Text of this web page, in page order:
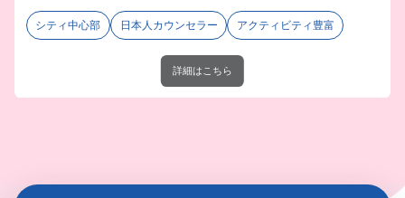
シティ中心部 日本人カウンセラー アクティビティ豊富
詳細はこちら